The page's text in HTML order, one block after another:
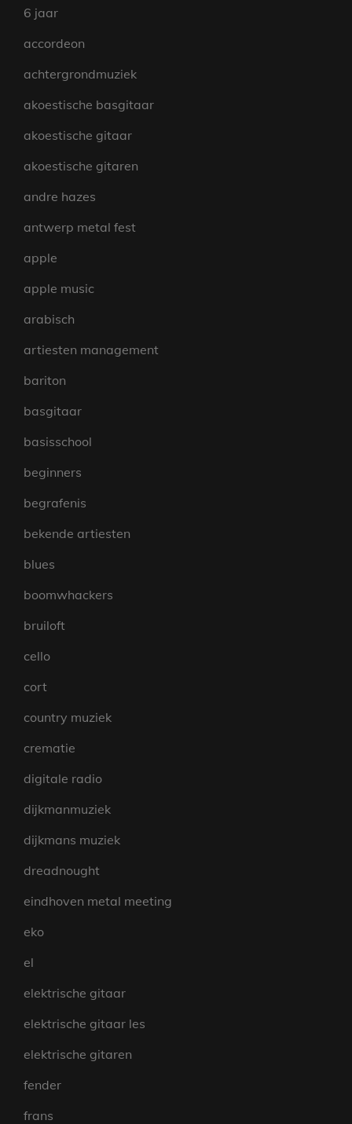
6 jaar
accordeon
achtergrondmuziek
akoestische basgitaar
akoestische gitaar
akoestische gitaren
andre hazes
antwerp metal fest
apple
apple music
arabisch
artiesten management
bariton
basgitaar
basisschool
beginners
begrafenis
bekende artiesten
blues
boomwhackers
bruiloft
cello
cort
country muziek
crematie
digitale radio
dijkmanmuziek
dijkmans muziek
dreadnought
eindhoven metal meeting
eko
el
elektrische gitaar
elektrische gitaar les
elektrische gitaren
fender
frans